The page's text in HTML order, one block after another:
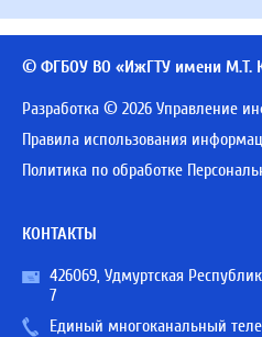
© ФГБОУ ВО «ИжГТУ имени М.Т.
Разработка © 2026 Управление
Правила использования
Политика по обработке
КОНТАКТЫ
426069, Удмуртская
7
Единый многоканальный